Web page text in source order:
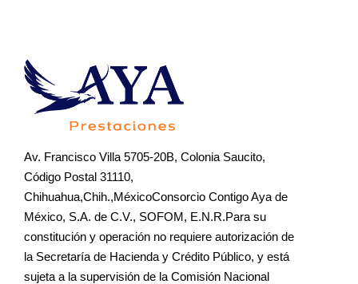
Av. Francisco Villa 5705-20B, Colonia Saucito,
Código Postal 31110,
Chihuahua,Chih.,MéxicoConsorcio Contigo Aya de
México, S.A. de C.V., SOFOM, E.N.R.Para su
constitución y operación no requiere autorización de
la Secretaría de Hacienda y Crédito Público, y está
sujeta a la supervisión de la Comisión Nacional